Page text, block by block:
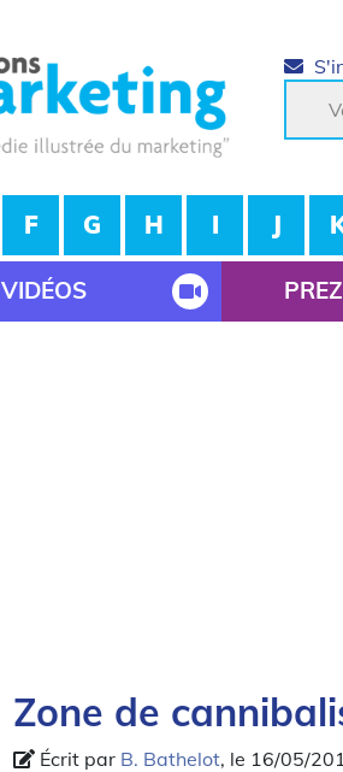
F G H I J
VIDÉOS PREZ
Zone de
Écrit par B. Bathelot, le 16/05/